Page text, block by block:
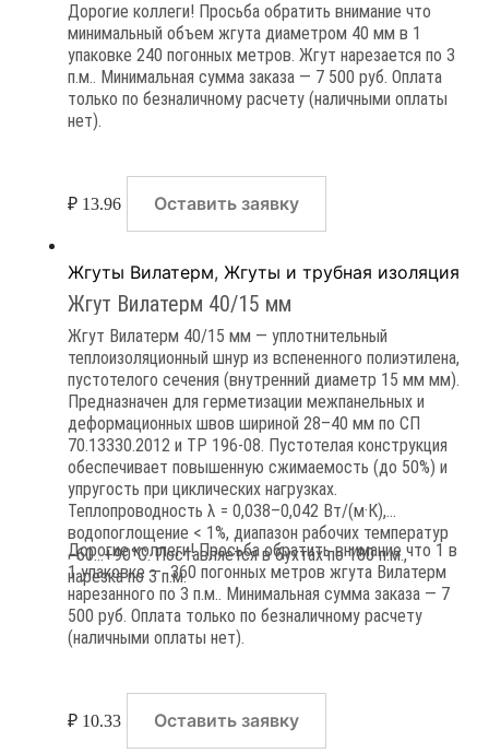
Дорогие коллеги! Просьба обратить внимание что
минимальный объем жгута диаметром 40 мм в 1
упаковке 240 погонных метров. Жгут нарезается по 3
п.м.. Минимальная сумма заказа — 7 500 руб. Оплата
только по безналичному расчету (наличными оплаты
нет).
₽ 13.96 Оставить заявку
Жгуты Вилатерм,Жгуты и трубная изоляция
Жгут Вилатерм 40/15 мм
Жгут Вилатерм 40/15 мм — уплотнительный
теплоизоляционный шнур из вспененного полиэтилена,
пустотелого сечения (внутренний диаметр 15 мм мм).
Предназначен для герметизации межпанельных и
деформационных швов шириной 28–40 мм по СП
70.13330.2012 и ТР 196-08. Пустотелая конструкция
обеспечивает повышенную сжимаемость (до 50%) и
упругость при циклических нагрузках.
Теплопроводность λ = 0,038–0,042 Вт/(м·К),
водопоглощение < 1%, диапазон рабочих температур
−60…+90°C. Поставляется в бухтах по 180 п.м.,
нарезка по 3 п.м.
Дорогие коллеги! Просьба обратить внимание что 1 в
1 упаковке — 360 погонных метров жгута Вилатерм
нарезанного по 3 п.м.. Минимальная сумма заказа — 7
500 руб. Оплата только по безналичному расчету
(наличными оплаты нет).
₽ 10.33 Оставить заявку